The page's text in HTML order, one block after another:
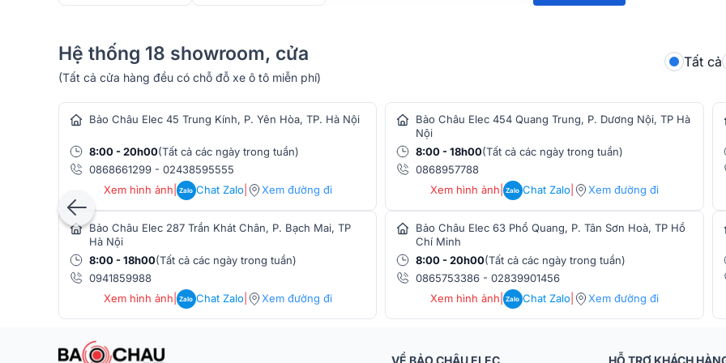
Loa sub điện dBTechnologies Sub 612 sử dụng công nghệ ampli SMSP digital amplifier với lớp
Công nghệ này không chỉ giúp loa hoạt động ổn định mà còn hạn chế tình trạng quá nhiệt nhờ
hệ thống bảo vệ thông minh, bao gồm giới hạn Peak, Thermal và RMS.
Hệ thống 18 showroom, cửa
hàng âm thanh
(Tất cả cửa hàng đều có chỗ đỗ xe ô tô miễn phí)
Tất cả
Bảo Châu Elec 45 Trung Kính, P. Yên Hòa, TP. Hà Nội
8:00 - 20h00(Tất cả các ngày trong tuần)
0868661299 - 02438595555
Xem hình ảnh
Zalo Chat Zalo| Xem đường đi
Bảo Châu Elec 287 Trần Khát Chân, P. Bạch Mai, TP
Hà Nội
8:00 - 18h00(Tất cả các ngày trong tuần)
0941859988
Xem hình ảnh
Zalo Chat Zalo| Xem đường đi
Bảo Châu Elec 454 Quang Trung, P. Dương Nội, TP Hà
Nội
8:00 - 18h00(Tất cả các ngày trong tuần)
0868957788
Xem hình ảnh
Zalo Chat Zalo| Xem đường đi
Bảo Châu Elec 63 Phổ Quang, P. Tân Sơn Hoà, TP Hồ
Chí Minh
8:00 - 20h00(Tất cả các ngày trong tuần)
0865753386 -02839901456
Xem hình ảnh
Zalo Chat Zalo| Xem đường đi